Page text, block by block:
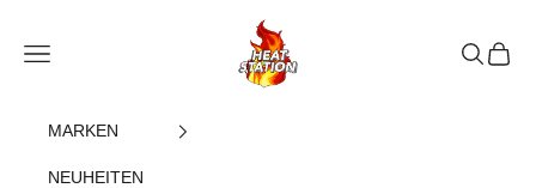
heatstation
Navigationsmenü öffnen
Suche
MARKEN
NEUHEITEN